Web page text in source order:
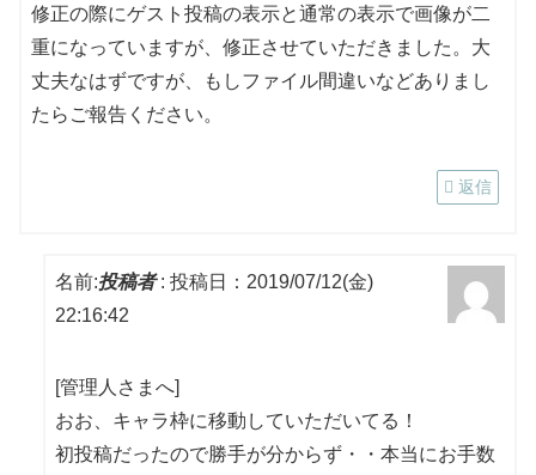
修正の際にゲスト投稿の表示と通常の表示で画像が二
重になっていますが、修正させていただきました。大
丈夫なはずですが、もしファイル間違いなどありまし
たらご報告ください。
返信
名前:投稿者: 投稿日：2019/07/12(金)
22:16:42
[管理人さまへ]
おお、キャラ枠に移動していただいてる！
初投稿だったので勝手が分からず・・本当にお手数